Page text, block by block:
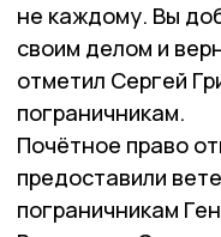
не каждому. Вы
своим делом и
отметил Сергей
пограничникам.
Почётное право
предоставили
пограничникам